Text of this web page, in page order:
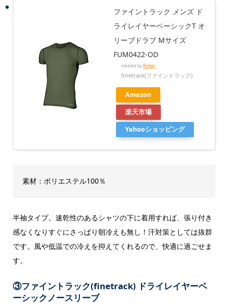
ファイントラック メンズ ド
ライレイヤーベーシックT オ
リーブドラブ Mサイズ
FUM0422-OD
created byRinker
finetrack(ファイントラック)
Amazon
楽天市場
Yahooショッピング
素材：ポリエステル100％
半袖タイプ。速乾性のあるシャツの下に着用すれば、張り付き
感なくなりすぐにさっぱり朝冷えも無し！汗対策としては抜群
です。風や低温での冷えを抑えてくれるので、快適に過ごせま
す。
③ファイントラック(finetrack) ドライレイヤーベ
ーシックノースリーブ